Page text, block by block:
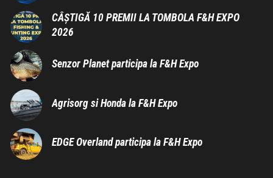
CÂȘTIGĂ 10 PREMII LA TOMBOLA F&H EXPO
2026
Senzor Planet participa la F&H Expo
Agrisorg si Honda la F&H Expo
EDGE Overland participa la F&H Expo